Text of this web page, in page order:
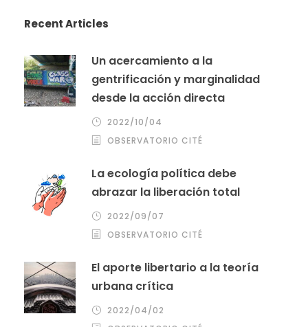
Recent Articles
Un acercamiento a la
gentrificación y marginalidad
desde la acción directa
2022/10/04
OBSERVATORIO CITÉ
La ecología política debe
abrazar la liberación total
2022/09/07
OBSERVATORIO CITÉ
El aporte libertario a la teoría
urbana crítica
2022/04/02